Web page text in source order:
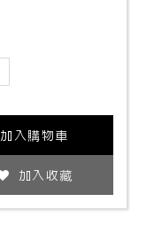
加入購物車
加入收藏